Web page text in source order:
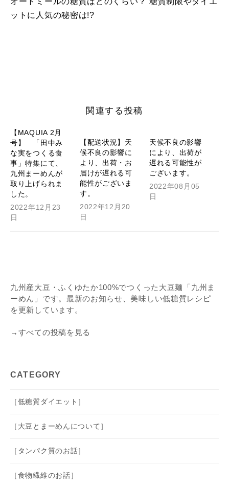
ットに人気の秘密は!?
関連する投稿
【MAQUIA 2月
号】 「田中み
な実をつくる食
事」特集にて、
九州まーめんが
取り上げられま
した。
2022年12月23
日
【配送状況】天
候不良の影響に
より、出荷・お
届けが遅れる可
能性がございま
す。
2022年12月20
日
天候不良の影響
により、出荷が
遅れる可能性が
ございます。
2022年08月05
日
九州産大豆・ふくゆたか100%でつくった大豆麺「九州ま
ーめん」です。最新のお知らせ、美味しい低糖質レシピ
を更新しています。
→すべての投稿を見る
CATEGORY
［低糖質ダイエット］
［大豆とまーめんについて］
［タンパク質のお話］
［食物繊維のお話］